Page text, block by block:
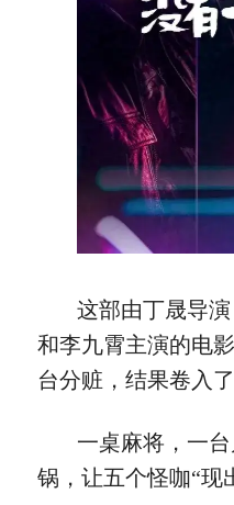
这部由丁晟导
和李九霄主演的电
台分赃，结果卷入
一桌麻将，一
锅，让五个怪咖“现